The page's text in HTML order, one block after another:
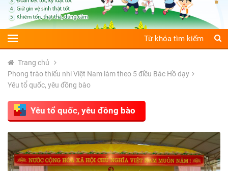
Trang chủ
Phong trào thiếu nhi Việt Nam làm theo 5 điều Bác Hồ dạy
Yêu tổ quốc, yêu đồng bào
Yêu tổ quốc, yêu đồng bào